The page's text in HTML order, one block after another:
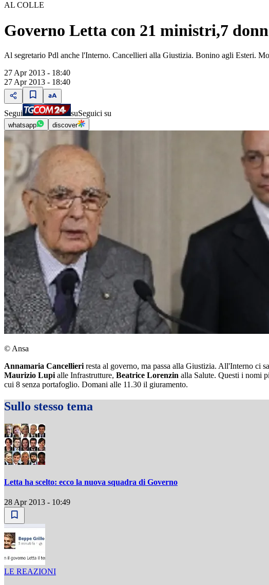
AL COLLE
Governo Letta con 21 ministri,7
Al segretario Pdl anche l'Interno. Cancellieri alla Giustizia. Bonino agli Esteri.
27 Apr 2013 - 18:40
27 Apr 2013 - 18:40
Segui suSeguici su
whatsapp discover
© Ansa
Annamaria Cancellieri resta al governo, ma passa alla Giustizia. All'Interno ci
Maurizio Lupi alle Infrastrutture, Beatrice Lorenzin alla Salute. Questi i nomi
cui 8 senza portafoglio. Domani alle 11.30 il giuramento.
Sullo stesso tema
Letta ha scelto: ecco la nuova squadra di Governo
28 Apr 2013 - 10:49
LE REAZIONI